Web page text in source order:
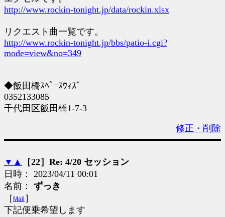
http://www.rockin-tonight.jp/data/rockin.xlsx
リクエスト曲一覧です。
http://www.rockin-tonight.jp/bbs/patio-i.cgi?
mode=view&no=349
◆飯田橋ｽﾍﾟｰｽｳｨｽﾞ
0352133085
千代田区飯田橋1-7-3
修正・削除
▼ ▲
［22］Re: 4/20 セッション
日時： 2023/04/11 00:01
名前： ずっき
［ Mail ］
下記便乗希望します